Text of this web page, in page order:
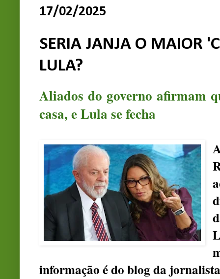
17/02/2025
SERIA JANJA O MAIOR
LULA?
Aliados do governo afirmam
casa, e Lula se fecha
informação é do blog da